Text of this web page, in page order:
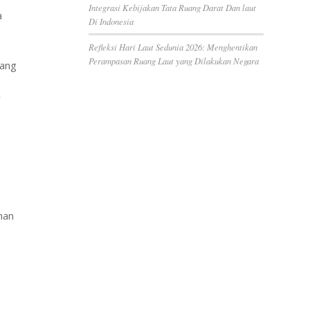
Integrasi Kebijakan Tata Ruang Darat Dan laut
Di Indonesia
Refleksi Hari Laut Sedunia 2026: Menghentikan
Perampasan Ruang Laut yang Dilakukan Negara